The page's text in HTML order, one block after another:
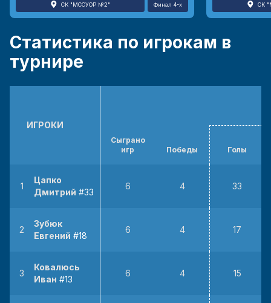
СК "МССУОР №2" Финал 4-х СК
Статистика по игрокам в
турнире
ИГРОКИ
Сыграно
игр
Победы Голы
1
Цапко
Дмитрий #33
6 4 33
2
Зубюк
Евгений #18
6 4 17
3
Ковалюсь
Иван #13
6 4 15